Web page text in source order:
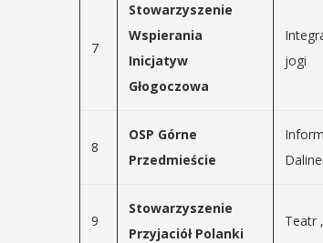
7
Stowarzyszenie
Wspierania
Inicjatyw
Głogoczowa
jogi
8
OSP Górne
Przedmieście
9
Stowarzyszenie
Przyjaciół Polanki
Teatr